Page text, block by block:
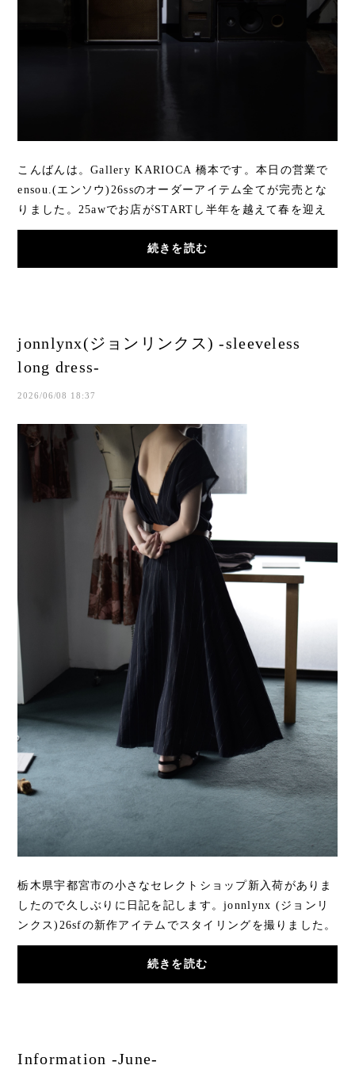
こんばんは。Gallery KARIOCA 橋本です。本日の営業で
ensou.(エンソウ)26ssのオーダーアイテム全てが完売とな
りました。25awでお店がSTARTし半年を越えて春を迎え
ました。この半年で沢山の「初めまして。」のご挨...
続きを読む
jonnlynx(ジョンリンクス) -sleeveless
long dress-
2026/06/08 18:37
栃木県宇都宮市の小さなセレクトショップ新入荷がありま
したので久しぶりに日記を記します。jonnlynx (ジョンリ
ンクス)26sfの新作アイテムでスタイリングを撮りました。
ネイビーストライプの生地をドレスに仕上げ...
続きを読む
Information -June-